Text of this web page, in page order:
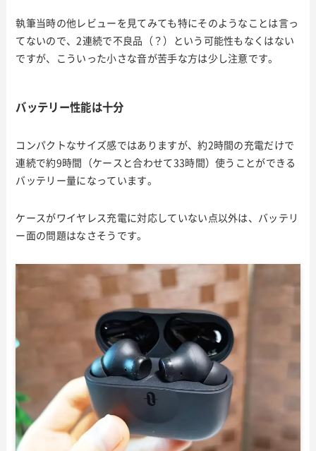
執筆当時の他レビューを見てみても特にそのようなことは言っ
てないので、2連続で不良品（？）という可能性もなくはない
ですが、こういった小さな音が苦手な方は少し注意です。
バッテリー性能は十分
コンパクトなサイズ感ではありますが、約2時間の充電だけで
連続で約9時間（ケースと合わせて33時間）使うことができる
バッテリー量になっています。
ケースがワイヤレス充電に対応していない点以外は、バッテリ
ー面の問題はなさそうです。